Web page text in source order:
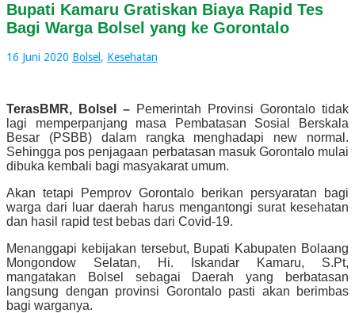
Bupati Kamaru Gratiskan Biaya Rapid Tes
Bagi Warga Bolsel yang ke Gorontalo
16 Juni 2020 Bolsel , Kesehatan
TerasBMR, Bolsel – Pemerintah Provinsi Gorontalo tidak
lagi memperpanjang masa Pembatasan Sosial Berskala
Besar (PSBB) dalam rangka menghadapi new normal.
Sehingga pos penjagaan perbatasan masuk Gorontalo mulai
dibuka kembali bagi masyakarat umum.
Akan tetapi Pemprov Gorontalo berikan persyaratan bagi
warga dari luar daerah harus mengantongi surat kesehatan
dan hasil rapid test bebas dari Covid-19.
Menanggapi kebijakan tersebut, Bupati Kabupaten Bolaang
Mongondow Selatan, Hi. Iskandar Kamaru, S.Pt,
mangatakan Bolsel sebagai Daerah yang berbatasan
langsung dengan provinsi Gorontalo pasti akan berimbas
bagi warganya.